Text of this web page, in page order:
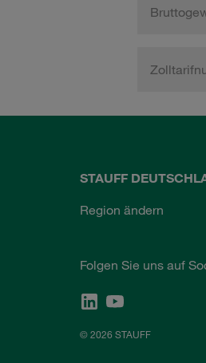
STAUFF
Region ändern
Folgen Sie uns auf
© 2026 STAUFF